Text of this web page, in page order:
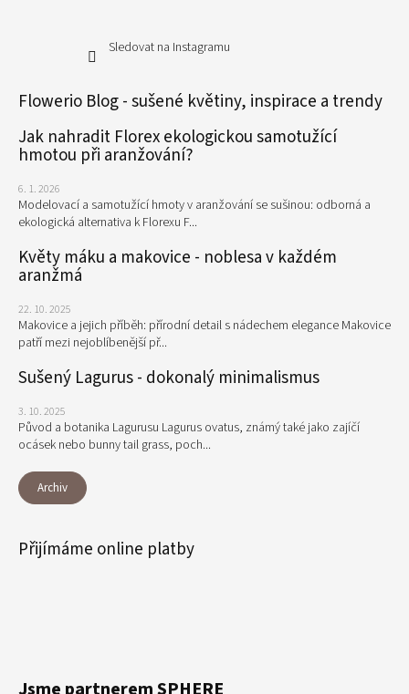
Sledovat na Instagramu
Flowerio Blog - sušené květiny, inspirace a trendy
Jak nahradit Florex ekologickou samotužící
hmotou při aranžování?
6. 1. 2026
Modelovací a samotužící hmoty v aranžování se sušinou: odborná a
ekologická alternativa k Florexu F...
Květy máku a makovice - noblesa v každém
aranžmá
22. 10. 2025
Makovice a jejich příběh: přírodní detail s nádechem elegance Makovice
patří mezi nejoblíbenější př...
Sušený Lagurus - dokonalý minimalismus
3. 10. 2025
Původ a botanika Lagurusu Lagurus ovatus, známý také jako zajíčí
ocásek nebo bunny tail grass, poch...
Archiv
Přijímáme online platby